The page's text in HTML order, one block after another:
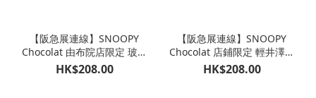
【阪急展連線】SNOOPY
Chocolat 由布院店限定 玻璃
杯｜史努比巧克力專門店
HK$208.00
【阪急展連線】SNOOPY
Chocolat 店鋪限定 輕井澤限
定 玻璃杯｜史努比巧克力專
門店
HK$208.00